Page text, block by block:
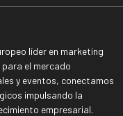
líder en marketing
el mercado
y eventos, conectamos
impulsando la
empresarial.